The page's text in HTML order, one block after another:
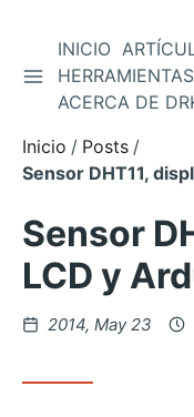
Saltar
contenido
ALTERNAR
INICIO
HERRAMIENTAS
ACERCA DE
Inicio
Posts
Sensor DHT11,
Sensor
LCD y
Posteado
2014, May 23